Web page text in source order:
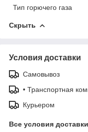
Тип горючего газа
Скрыть
Условия доставки
Самовывоз
• Транспортная
Курьером
Все условия доставки